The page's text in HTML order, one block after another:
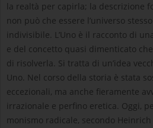
la realtà per capirla; la descrizione
non può che essere l’universo
indivisibile. L’Uno è il racconto di
e del concetto quasi dimenticato
di risolverla. Si tratta di un’idea
Uno. Nel corso della storia è stata
eccezionali, ma anche fieramente
irrazionale e perfino eretica. Oggi,
monismo radicale, secondo Heinrich